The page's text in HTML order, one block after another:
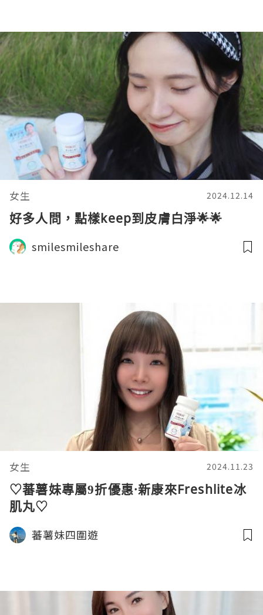
女生 2024.12.14
好多人問，點樣keep到皮膚白淨🌟🌟
smilesmileshare
女生 2024.11.23
♡蕃薯妹專屬9折優惠·新康來Freshlite冰
肌丸♡
蕃薯妹四圍遊